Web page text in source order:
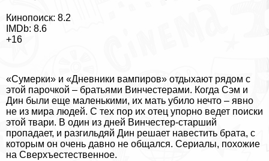
Кинопоиск: 8.2
IMDb: 8.6
+16
«Сумерки» и «Дневники вампиров» отдыхают рядом с
этой парочкой – братьями Винчестерами. Когда Сэм и
Дин были еще маленькими, их мать убило нечто – явно
не из мира людей. С тех пор их отец упopно ведет поиски
этой твари. В один из дней Винчестер-старший
пропадает, и разгильдяй Дин решает навестить брата, с
которым он очень давно не общался. Сериалы, похожие
на Сверхъестественное.